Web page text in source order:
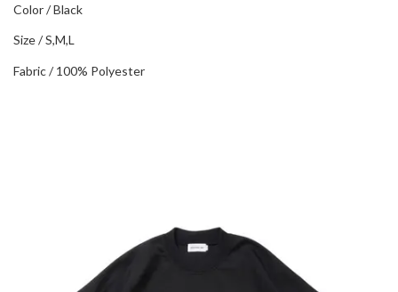
Color / Black
Size / S,M,L
Fabric / 100% Polyester